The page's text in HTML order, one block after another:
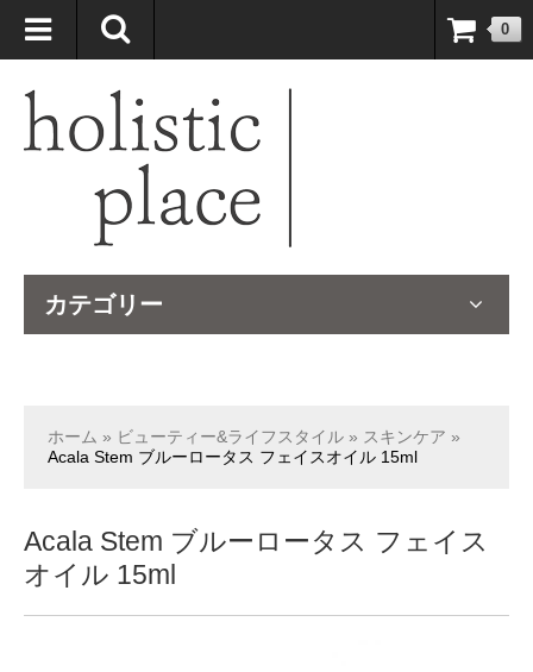
自然療法大国のオーストラリアより、臨床経験＆知識の豊富なナチュ
ロパスが厳選したサプリメントや ナチュラルグッズをお届けします！
0
カテゴリー
ホーム » ビューティー&ライフスタイル » スキンケア »
Acala Stem ブルーロータス フェイスオイル 15ml
Acala Stem ブルーロータス フェイス
オイル 15ml